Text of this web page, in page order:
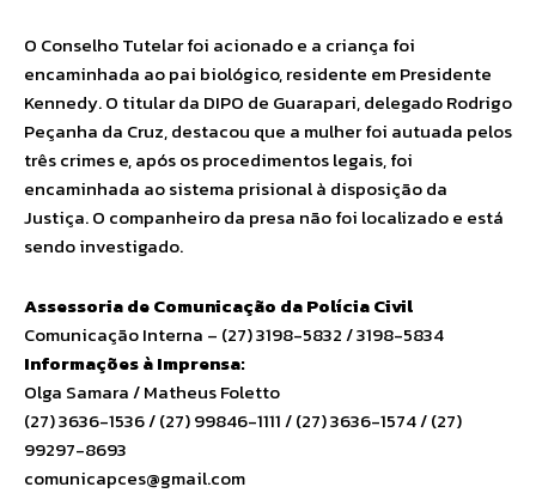
O Conselho Tutelar foi acionado e a criança foi
encaminhada ao pai biológico, residente em Presidente
Kennedy. O titular da DIPO de Guarapari, delegado Rodrigo
Peçanha da Cruz, destacou que a mulher foi autuada pelos
três crimes e, após os procedimentos legais, foi
encaminhada ao sistema prisional à disposição da
Justiça. O companheiro da presa não foi localizado e está
sendo investigado.
Assessoria de Comunicação da Polícia Civil
Comunicação Interna – (27) 3198-5832 / 3198-5834
Informações à Imprensa:
Olga Samara / Matheus Foletto
(27) 3636-1536 / (27) 99846-1111 / (27) 3636-1574 / (27)
99297-8693
comunicapces@gmail.com